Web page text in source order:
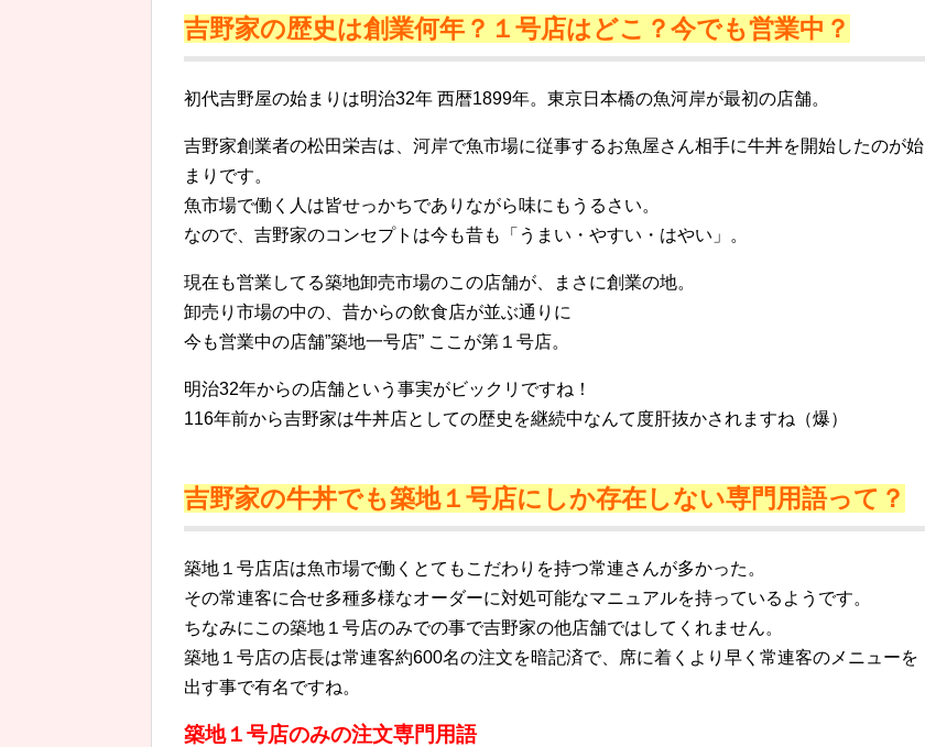
吉野家の歴史は創業何年？１号店はどこ？今でも営業中？
初代吉野屋の始まりは明治32年 西暦1899年。東京日本橋の魚河岸が最初の店舗。
吉野家創業者の松田栄吉は、河岸で魚市場に従事するお魚屋さん相手に牛丼を開始したのが始
まりです。
魚市場で働く人は皆せっかちでありながら味にもうるさい。
なので、吉野家のコンセプトは今も昔も「うまい・やすい・はやい」。
現在も営業してる築地卸売市場のこの店舗が、まさに創業の地。
卸売り市場の中の、昔からの飲食店が並ぶ通りに
今も営業中の店舗”築地一号店” ここが第１号店。
明治32年からの店舗という事実がビックリですね！
116年前から吉野家は牛丼店としての歴史を継続中なんて度肝抜かされますね（爆）
吉野家の牛丼でも築地１号店にしか存在しない専門用語って？
築地１号店店は魚市場で働くとてもこだわりを持つ常連さんが多かった。
その常連客に合せ多種多様なオーダーに対処可能なマニュアルを持っているようです。
ちなみにこの築地１号店のみでの事で吉野家の他店舗ではしてくれません。
築地１号店の店長は常連客約600名の注文を暗記済で、席に着くより早く常連客のメニューを
出す事で有名ですね。
築地１号店のみの注文専門用語